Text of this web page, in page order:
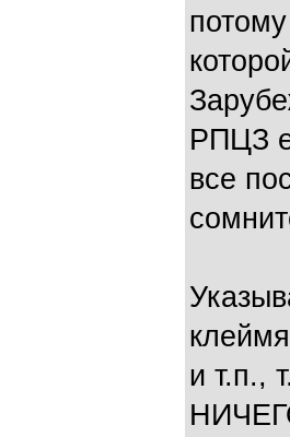
РПЦЗ
все
и т.п.,